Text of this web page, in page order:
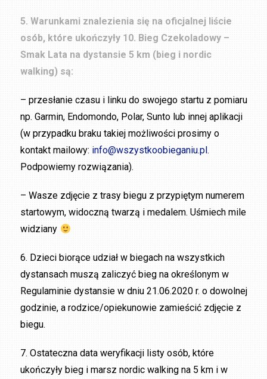
5. Warunkami znalezienia się na oficjalnej liście
osób, które ukończyły 10. Bieg Czekoladowy –
Smak Lata na dystansie 5 km (bieg i nordic
walking) są:
– przesłanie czasu i linku do swojego startu z pomiaru
np. Garmin, Endomondo, Polar, Sunto lub innej aplikacji
(w przypadku braku takiej możliwości prosimy o
kontakt mailowy: info@wszystkoobieganiu.pl.
Podpowiemy rozwiązania).
– Wasze zdjęcie z trasy biegu z przypiętym numerem
startowym, widoczną twarzą i medalem. Uśmiech mile
widziany
6. Dzieci biorące udział w biegach na wszystkich
dystansach muszą zaliczyć bieg na określonym w
Regulaminie dystansie w dniu 21.06.2020 r. o dowolnej
godzinie, a rodzice/opiekunowie zamieścić zdjęcie z
biegu.
7. Ostateczna data weryfikacji listy osób, które
ukończyły bieg i marsz nordic walking na 5 km i w